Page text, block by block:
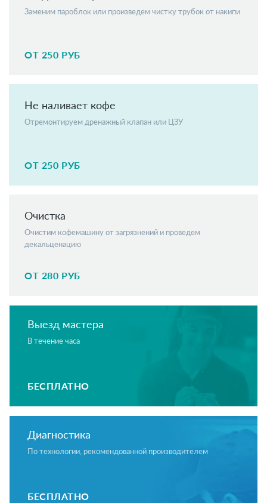
Заменим пароблок или произведем чистку трубок от накипи
ОТ 250 РУБ
Не наливает кофе
Отремонтируем дренажный клапан или ЦЗУ
ОТ 250 РУБ
Очистка
Очистим кофемашину от загрязнений и проведем
декальценацию
ОТ 280 РУБ
Выезд мастера
В течение часа
БЕСПЛАТНО
Диагностика
По технологии, рекомендованной производителем
БЕСПЛАТНО